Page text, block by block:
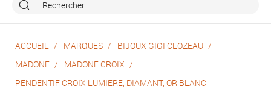
ACCUEIL MARQUES
BIJOUX GIGI CLOZEAU
MADONE
MADONE CROIX
PENDENTIF CROIX LUMIÈRE, DIAMANT, OR BLANC